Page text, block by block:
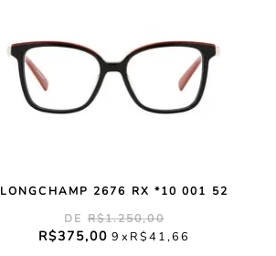
LONGCHAMP 2676 RX *10 001 52
R$1.250,00
R$375,00 9 R$41,66